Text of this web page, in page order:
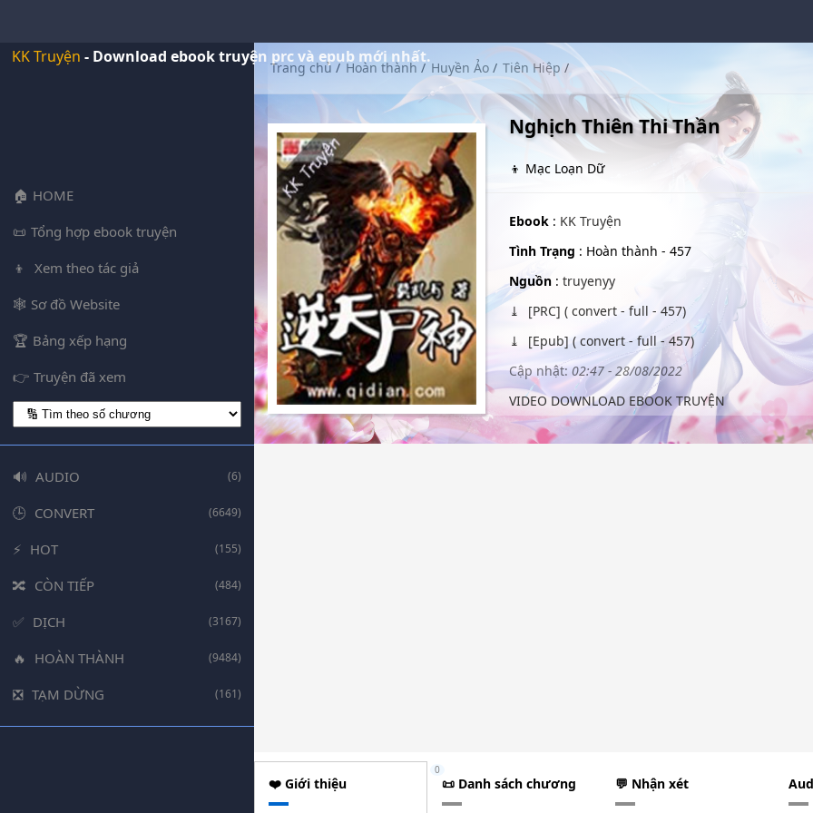
KK Truyện - Download ebook truyện prc và epub mới nhất.
HOME
Tổng hợp ebook truyện
Xem theo tác giả
Sơ đồ Website
Bảng xếp hạng
Truyện đã xem
AUDIO (6)
CONVERT (6649)
HOT (155)
CÒN TIẾP (484)
DỊCH (3167)
HOÀN THÀNH (9484)
TẠM DỪNG (161)
Trang chủ/ Hoàn thành/ Huyền Ảo / Tiên Hiệp /
Nghịch Thiên Thi Thần
👦 Mạc Loạn Dữ
Ebook : KK Truyện
Tình Trạng : Hoàn thành - 457
Nguồn: truyenyy
[PRC] ( convert - full - 457)
[Epub] ( convert - full - 457)
Cập nhật:02:47 - 28/08/2022
VIDEO DOWNLOAD EBOOK TRUYỆN
❤️ Giới thiệu 📜 Danh sách chương
0
💬 Nhận xét